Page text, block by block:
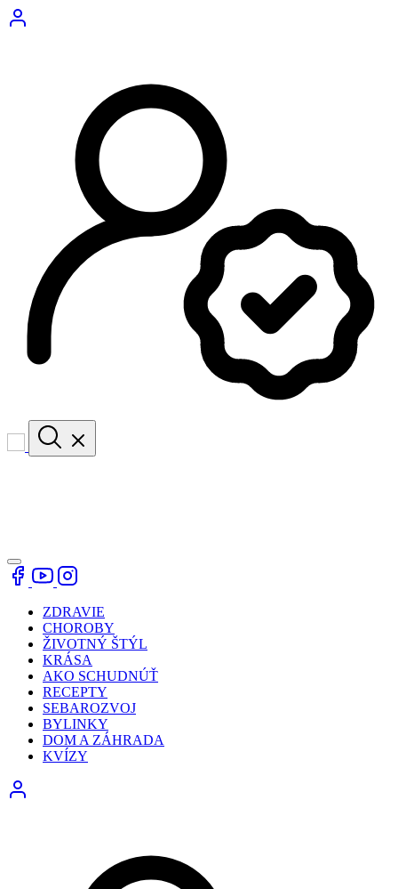
ZDRAVIE
CHOROBY
ŽIVOTNÝ ŠTÝL
KRÁSA
AKO SCHUDNÚŤ
RECEPTY
SEBAROZVOJ
BYLINKY
DOM A ZÁHRADA
KVÍZY